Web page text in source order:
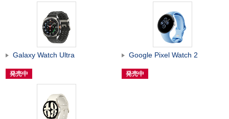
Galaxy Watch Ultra
発売中
Google Pixel Watch 2
発売中